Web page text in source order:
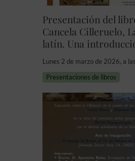
Presentación del
Cancela Cilleruelo,
latín. Una
Lunes 2 de marzo de 2026, a
Presentaciones de libros